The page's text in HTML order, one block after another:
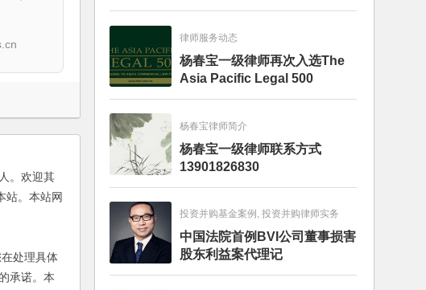
。欢迎其
站。本站网
处理具体
承诺。本
律师服务动态
杨春宝一级律师再次入选The
Asia Pacific Legal 500
杨春宝律师简介
杨春宝一级律师联系方式
13901826830
投资并购基金案例, 投资并购律师实务
中国法院首例BVI公司董事损害
股东利益案代理记